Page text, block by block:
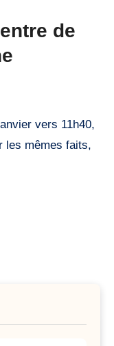
de
les mêmes faits,